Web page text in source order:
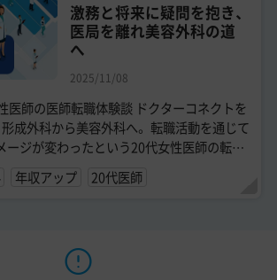
激務と将来に疑問を抱き、
医局を離れ美容外科の道
へ
2025/11/08
師転職体験談 ドクターコネクトを
形成外科から美容外科へ。 転職活動を通じて
ージが変わったという20代女性医師の転職
年収アップ 20代医師